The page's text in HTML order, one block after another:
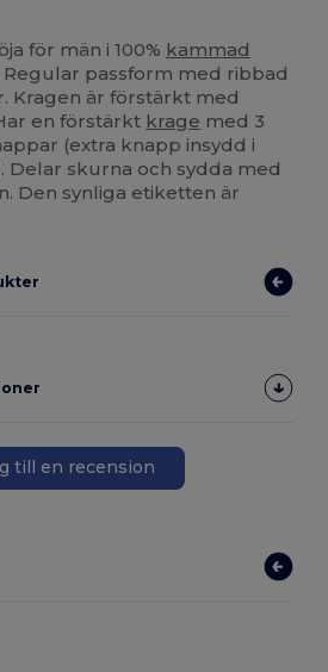
för män i 100% kammad
Regular passform med ribbad
Kragen är förstärkt med
en förstärkt krage med 3
(extra knapp insydd i
Delar skurna och sydda med
Den synliga etiketten är
till en recension